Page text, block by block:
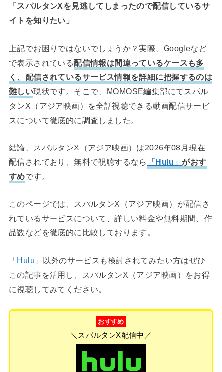
「スパルタンXを見逃してしまったので配信しているサ
イトを知りたい」
上記でお困りではないでしょうか？実際、Googleなど
で表示されている配信情報は間違っているケースも多
く、配信されているサービス情報を詳細に把握するのは
難しい現状です。そこで、MOMOSE編集部にてスパル
タンX（アジア映画）を全話視聴できる動画配信サービ
スについて徹底的に調査しました。
結論、スパルタンX（アジア映画）は2026年08月現在
配信されており、無料で視聴するなら
「Hulu」がおす
すめです。
このページでは、スパルタンX（アジア映画）が配信さ
れているサービスについて、詳しい料金や無料期間、作
品数などを徹底的に比較しております。
「Hulu」 以外のサービスも検討されてみたい方はぜひ
この記事を活用し、スパルタンX（アジア映画）をお得
に視聴してみてください。
おすすめ
＼スパルタンX配信中／